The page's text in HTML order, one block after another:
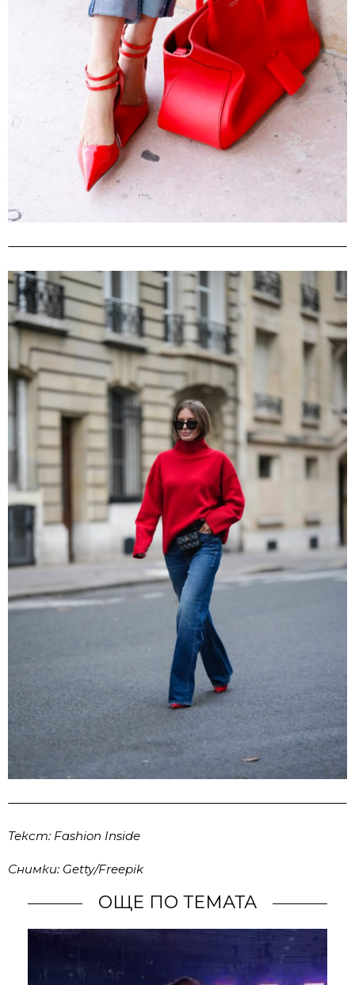
Текст: Fashion Inside
Снимки: Getty/Freepik
ОЩЕ ПО ТЕМАТА